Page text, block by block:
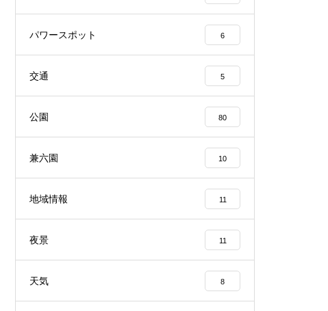
パワースポット 6
交通 5
公園 80
兼六園 10
地域情報 11
夜景 11
天気 8